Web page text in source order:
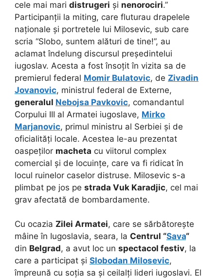
cele mai mari distrugeri și nenorociri.”
Participanții la miting, care fluturau drapelele
naționale și portretele lui Milosevic, sub care
scria “Slobo, suntem alături de tine!”, au
aclamat îndelung discursul președintelui
iugoslav. Acesta a fost însoțit în vizita sa de
premierul federal Momir Bulatovic, de Zivadin
Jovanovic, ministrul federal de Externe,
generalul Nebojsa Pavkovic, comandantul
Corpului III al Armatei iugoslave, Mirko
Marjanovic, primul ministru al Serbiei și de
oficialități locale. Acestea le-au prezentat
oaspeților macheta cu viitorul complex
comercial și de locuințe, care va fi ridicat în
locul ruinelor caselor distruse. Milosevic s-a
plimbat pe jos pe strada Vuk Karadjic, cel mai
grav afectată de bombardamente.
Cu ocazia Zilei Armatei, care se sărbătorește
mâine în Iugoslavia, seara, la Centrul “Sava“
din Belgrad, a avut loc un spectacol festiv, la
care a participat și Slobodan Milosevic,
împreună cu soția sa și ceilalți lideri iugoslavi. El